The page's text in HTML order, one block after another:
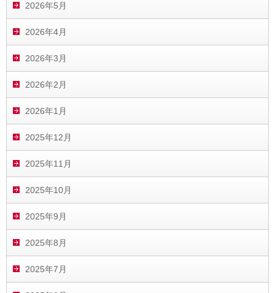
2026年5月
2026年4月
2026年3月
2026年2月
2026年1月
2025年12月
2025年11月
2025年10月
2025年9月
2025年8月
2025年7月